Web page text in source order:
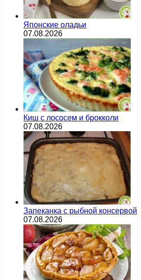
Японские оладьи
07.08.2026
Киш с лососем и брокколи
07.08.2026
Запеканка с рыбной консервой
07.08.2026